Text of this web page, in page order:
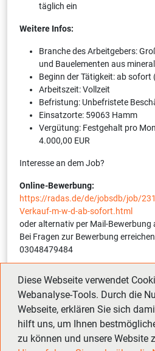
täglich ein
Weitere Infos:
Branche des Arbeitgebers:
und Bauelementen aus
Beginn der Tätigkeit: ab sofort
Arbeitszeit: Vollzeit
Befristung: Unbefristete
Einsatzorte: 59063 Hamm
Vergütung: Festgehalt pro
4.000,00 EUR
Interesse an dem Job?
Online-Bewerbung:
https://radas.de/de/jobsdb/job/
Verkauf-m-w-d-ab-sofort.html
oder alternativ per Mail-Bewerbung
Bei Fragen zur Bewerbung
03048479484
Bewerbung angeben)
Zurück
Diese Webseite verwendet
Webanalyse-Tools. Durch die
Webseite, erklären Sie sich
hilft uns, um Ihnen
zu können und unsere Website